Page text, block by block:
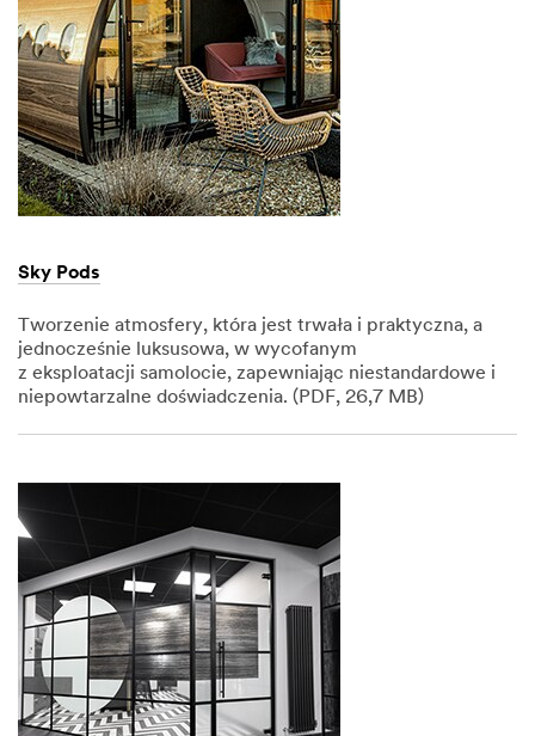
Sky Pods
Tworzenie atmosfery, która jest trwała i praktyczna, a
jednocześnie luksusowa, w wycofanym
z eksploatacji samolocie, zapewniając niestandardowe i
niepowtarzalne doświadczenia. (PDF, 26,7 MB)
1,